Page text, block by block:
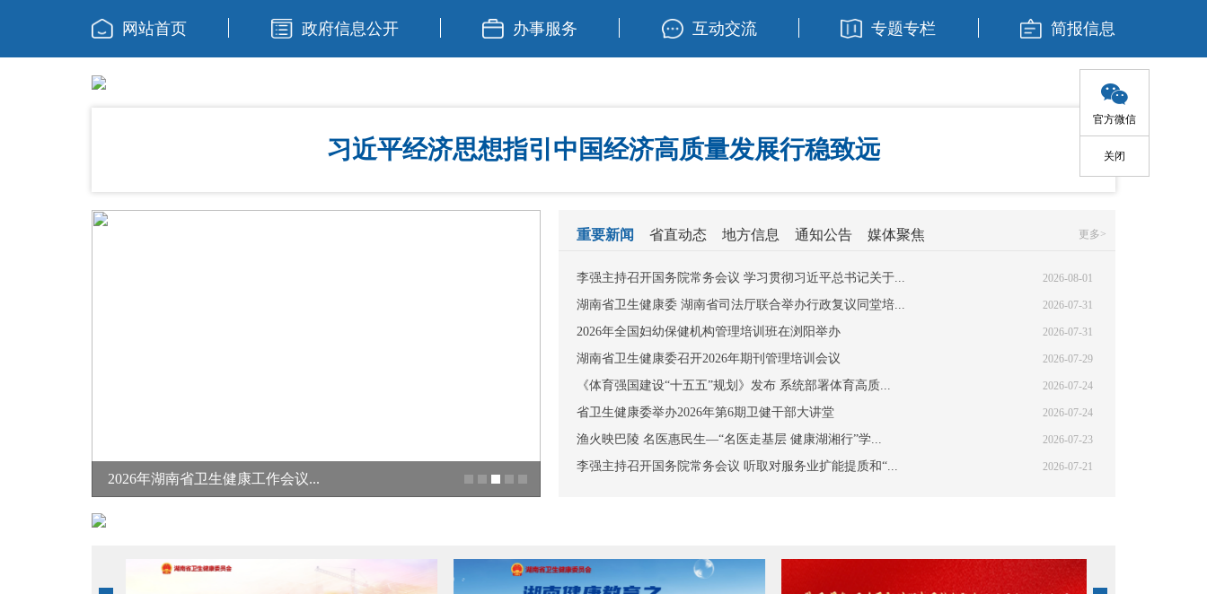
网站首页 政府信息公开 办事服务 互动交流 专题专栏 简报信息
官方微信
关闭
习近平经济思想指引中国经济高质量发展行稳致远
2026年湖南省卫生健康工作会议...
省卫生健康委召开激励年轻干部...
重要新闻 省直动态 地方信息 通知公告 媒体聚焦 更多>
2026-08-01
李强主持召开国务院常务会议 学习贯彻习近平总书记关于...
2026-07-31
湖南省卫生健康委 湖南省司法厅联合举办行政复议同堂培...
2026-07-31
2026年全国妇幼保健机构管理培训班在浏阳举办
2026-07-29
湖南省卫生健康委召开2026年期刊管理培训会议
2026-07-24
《体育强国建设“十五五”规划》发布 系统部署体育高质...
2026-07-24
省卫生健康委举办2026年第6期卫健干部大讲堂
2026-07-23
渔火映巴陵 名医惠民生—“名医走基层 健康湖湘行”学...
2026-07-21
李强主持召开国务院常务会议 听取对服务业扩能提质和“...